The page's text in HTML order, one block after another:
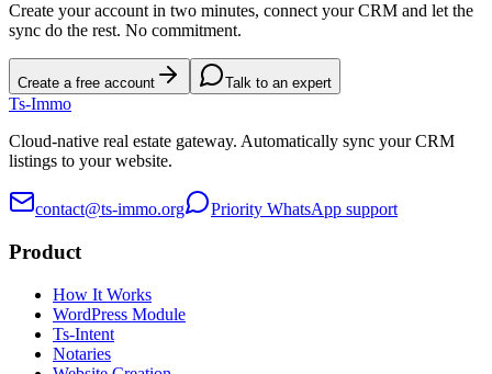
Create your account in two minutes, connect your CRM and let the
sync do the rest. No commitment.
Create a free account Talk to an expert
Ts-Immo
Cloud-native real estate gateway. Automatically sync your CRM
listings to your website.
contact@ts-immo.org Priority WhatsApp support
Product
How It Works
WordPress Module
Ts-Intent
Notaries